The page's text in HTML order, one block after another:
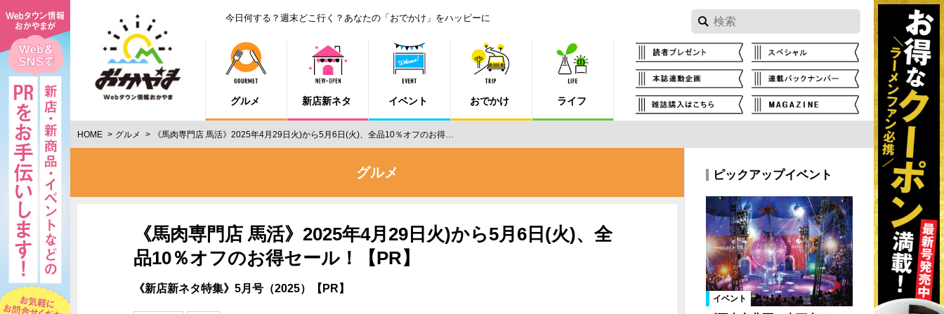
今日何する？週末どこ行く？あなたの「おでかけ」をハッピーに
グルメ 新店新ネタ イベント おでかけ ライフ
HOME グルメ 《馬肉専門店 馬活》2025年4月29日火)から5月6日(火)、全品10％オフのお得…
グルメ
《馬肉専門店 馬活》2025年4月29日火)から5月6日(火)、全
品10％オフのお得セール！【PR】
《新店新ネタ特集》5月号（2025）【PR】
ピックアップイベント
イベント